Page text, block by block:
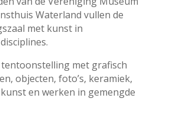
Waterland vullen de
met kunst in
tentoonstelling met grafisch
objecten, foto’s, keramiek,
en werken in gemengde